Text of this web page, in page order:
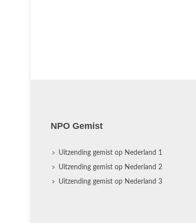
NPO Gemist
Uitzending gemist op Nederland 1
Uitzending gemist op Nederland 2
Uitzending gemist op Nederland 3